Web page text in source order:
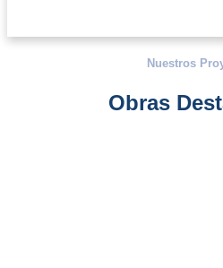
Nuestros
Obras